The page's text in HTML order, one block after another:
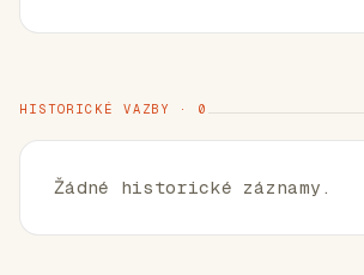
HISTORICKÉ VAZBY · 0
Žádné historické záznamy.